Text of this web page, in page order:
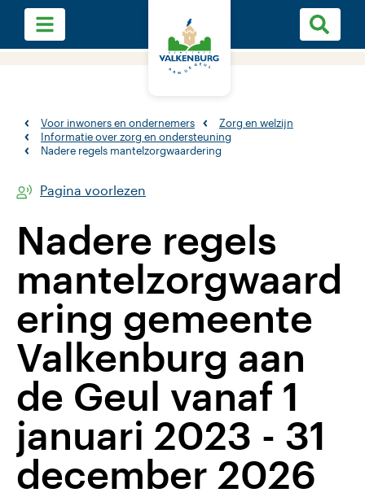
Voor inwoners en ondernemers
Zorg en welzijn
Informatie over zorg en ondersteuning
Nadere regels mantelzorgwaardering
Pagina voorlezen
Nadere regels
mantelzorgwaard
ering gemeente
Valkenburg aan
de Geul vanaf 1
januari 2023 - 31
december 2026